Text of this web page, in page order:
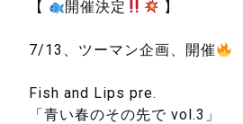
【 開催決定 】
7/13、ツーマン企画、開催
Fish and Lips pre.
「青い春のその先で vol.3」